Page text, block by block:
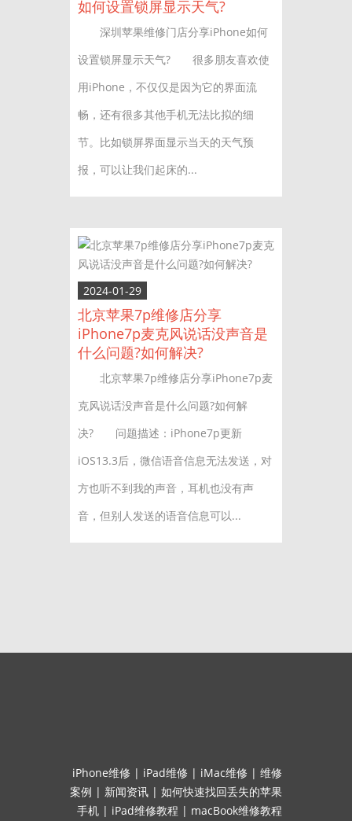
如何设置锁屏显示天气?
深圳苹果维修门店分享iPhone如何
设置锁屏显示天气? 很多朋友喜欢使
用iPhone，不仅仅是因为它的界面流
畅，还有很多其他手机无法比拟的细
节。比如锁屏界面显示当天的天气预
报，可以让我们起床的...
2024-01-29
北京苹果7p维修店分享
iPhone7p麦克风说话没声音是
什么问题?如何解决?
北京苹果7p维修店分享iPhone7p麦
克风说话没声音是什么问题?如何解
决? 问题描述：iPhone7p更新
iOS13.3后，微信语音信息无法发送，对
方也听不到我的声音，耳机也没有声
音，但别人发送的语音信息可以...
iPhone维修 | iPad维修 | iMac维修 | 维修
案例 | 新闻资讯 | 如何快速找回丢失的苹果
手机 | iPad维修教程 | macBook维修教程